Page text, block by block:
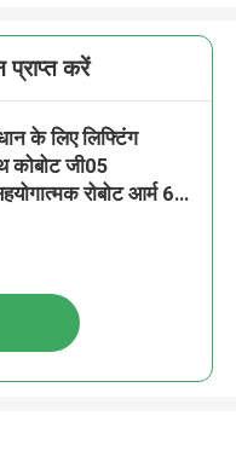
प्राप्त करें
के लिए लिफ्टिंग
कोबोट जी05
रोबोट आर्म 6